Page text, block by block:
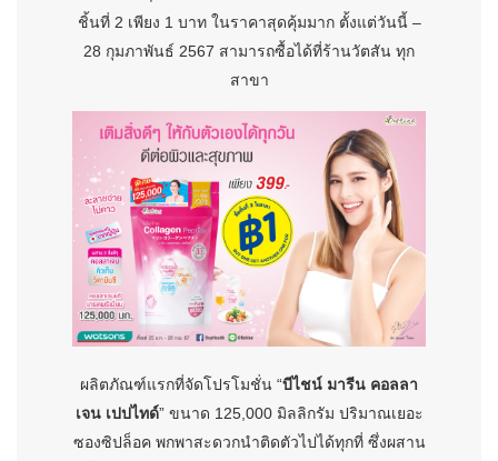
ชิ้นที่ 2 เพียง 1 บาท ในราคาสุดคุ้มมาก ตั้งแต่วันนี้ –
28 กุมภาพันธ์ 2567 สามารถซื้อได้ที่ร้านวัตสัน ทุก
สาขา
ผลิตภัณฑ์แรกที่จัดโปรโมชั่น “บีไชน์ มารีน คอลลา
เจน เปปไทด์” ขนาด 125,000 มิลลิกรัม ปริมาณเยอะ
ซองซิปล็อค พกพาสะดวกนำติดตัวไปได้ทุกที่ ซึ่งผสาน